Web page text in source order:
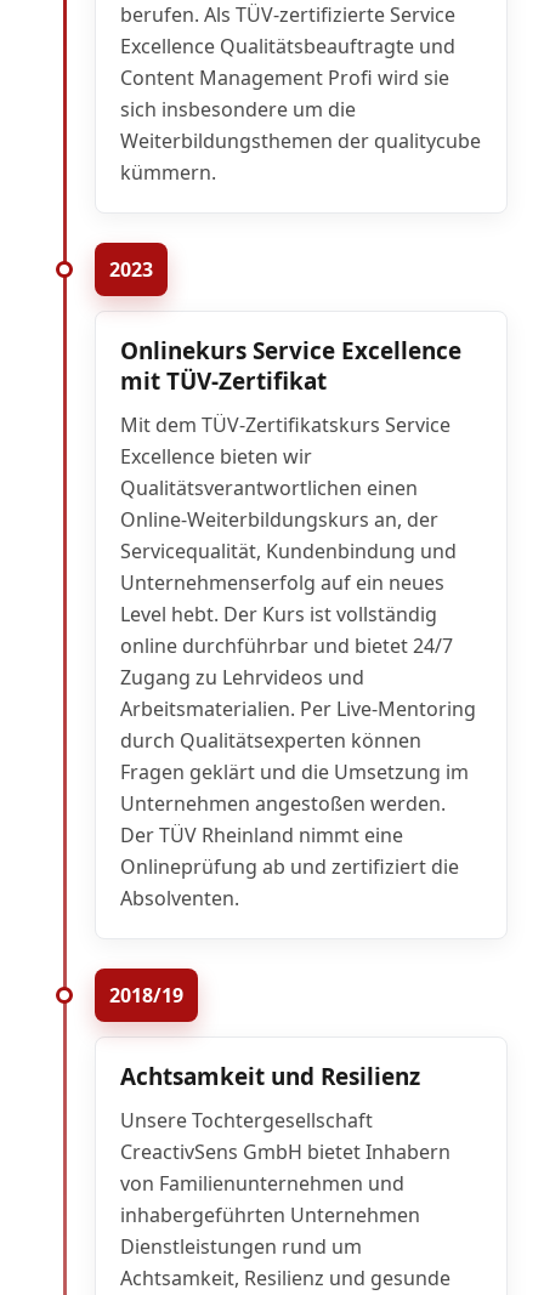
berufen. Als TÜV-zertifizierte Service
Excellence Qualitätsbeauftragte und
Content Management Profi wird sie
sich insbesondere um die
Weiterbildungsthemen der qualitycube
kümmern.
2023
Onlinekurs Service Excellence
mit TÜV-Zertifikat
Mit dem TÜV-Zertifikatskurs Service
Excellence bieten wir
Qualitätsverantwortlichen einen
Online-Weiterbildungskurs an, der
Servicequalität, Kundenbindung und
Unternehmenserfolg auf ein neues
Level hebt. Der Kurs ist vollständig
online durchführbar und bietet 24/7
Zugang zu Lehrvideos und
Arbeitsmaterialien. Per Live-Mentoring
durch Qualitätsexperten können
Fragen geklärt und die Umsetzung im
Unternehmen angestoßen werden.
Der TÜV Rheinland nimmt eine
Onlineprüfung ab und zertifiziert die
Absolventen.
2018/19
Achtsamkeit und Resilienz
Unsere Tochtergesellschaft
CreactivSens GmbH bietet Inhabern
von Familienunternehmen und
inhabergeführten Unternehmen
Dienstleistungen rund um
Achtsamkeit, Resilienz und gesunde